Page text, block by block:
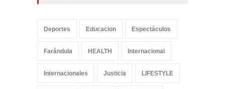
Deportes Educacion Espectáculos
Farándula HEALTH Internacional
Internacionales Justicia LIFESTYLE